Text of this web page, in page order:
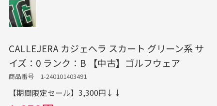
CALLEJERA カジェヘラ スカート グリーン系 サ
イズ：0 ランク：B 【中古】ゴルフウェア
商品番号 1-240101403491
【期間限定セール】3,300円↓↓